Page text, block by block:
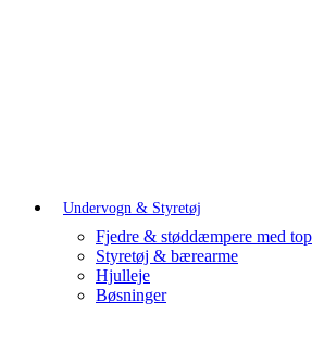
Undervogn & Styretøj
Fjedre & støddæmpere med
Styretøj & bærearme
Hjulleje
Bøsninger